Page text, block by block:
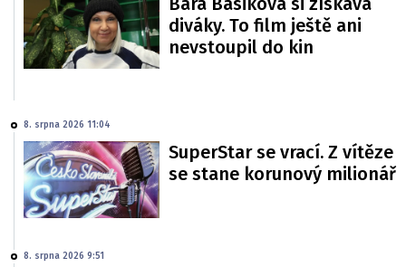
diváky. To film ještě ani
nevstoupil do kin
8. srpna 2026 11:04
SuperStar se vrací. Z vítěze
se stane korunový milionář
8. srpna 2026 9:51